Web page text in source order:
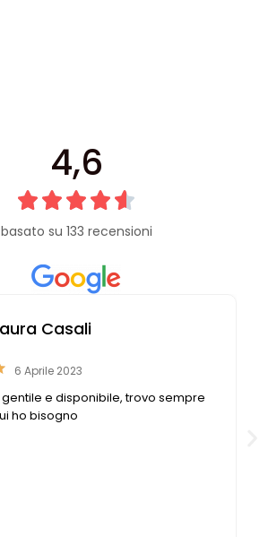
4,6
basato su 133 recensioni
Quando entro in questo negozio
salto temporale negli anni passati